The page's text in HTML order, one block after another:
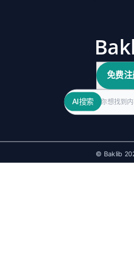
免费注
Search
AI搜索
© Baklib